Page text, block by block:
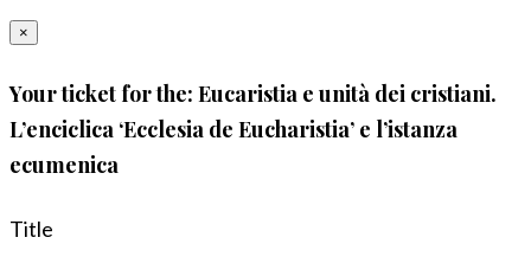
×
Your ticket for the: Eucaristia e unità dei cristiani.
L’enciclica ‘Ecclesia de Eucharistia’ e l’istanza
ecumenica
Title